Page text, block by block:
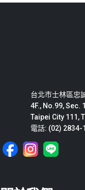
台北市士林區忠
4F., No.99, Sec.
Taipei City 111,
電話: (02) 2834-